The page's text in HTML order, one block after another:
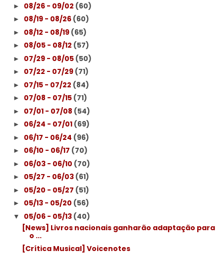
► 08/26 - 09/02 (60)
► 08/19 - 08/26 (60)
► 08/12 - 08/19 (65)
► 08/05 - 08/12 (57)
► 07/29 - 08/05 (50)
► 07/22 - 07/29 (71)
► 07/15 - 07/22 (84)
► 07/08 - 07/15 (71)
► 07/01 - 07/08 (54)
► 06/24 - 07/01 (69)
► 06/17 - 06/24 (96)
► 06/10 - 06/17 (70)
► 06/03 - 06/10 (70)
► 05/27 - 06/03 (61)
► 05/20 - 05/27 (51)
► 05/13 - 05/20 (56)
▼ 05/06 - 05/13 (40)
[News] Livros nacionais ganharão adaptação para
o ...
[Crítica Musical] Voicenotes